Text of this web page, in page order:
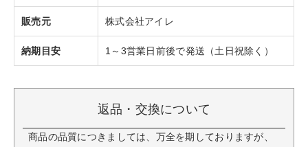
販売元 株式会社アイレ
納期目安 1～3営業日前後で発送（土日祝除く）
返品・交換について
商品の品質につきましては、万全を期しておりますが、